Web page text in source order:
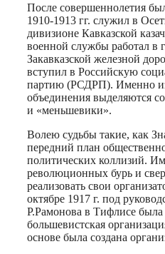
После совершеннолетия
1910-1913 гг. служил в
дивизионе Кавказской
военной службы работал в
Закавказской железной
вступил в Российскую
партию (РСДРП). Именно из
объединения выделяются
и «меньшевики».
Волею судьбы такие, как
передний план
политических коллизий.
революционных бурь и
реализовать свои
октябре 1917 г. под
Р.Рамонова в Тифлисе была
большевистская
основе была создана